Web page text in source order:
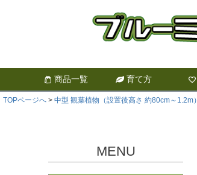
商品一覧 育て方
TOPページへ 中型 観葉植物（設置後高さ 約80cm～1.2m）
MENU